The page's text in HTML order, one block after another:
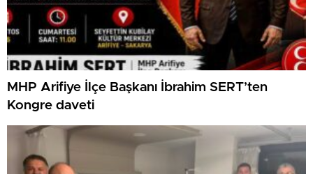
MHP Arifiye İlçe Başkanı İbrahim SERT’ten
Kongre daveti